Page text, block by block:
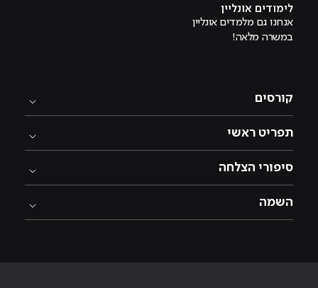
לימודים אונליין
אנחנו גם מלמדים אונליין
במשרה מלאה!
קורסים
תפריט ראשי
סיפורי הצלחה
השמה